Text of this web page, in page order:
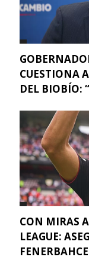
CUESTIONA
DEL BIOBÍO:
CON MIRAS
LEAGUE: